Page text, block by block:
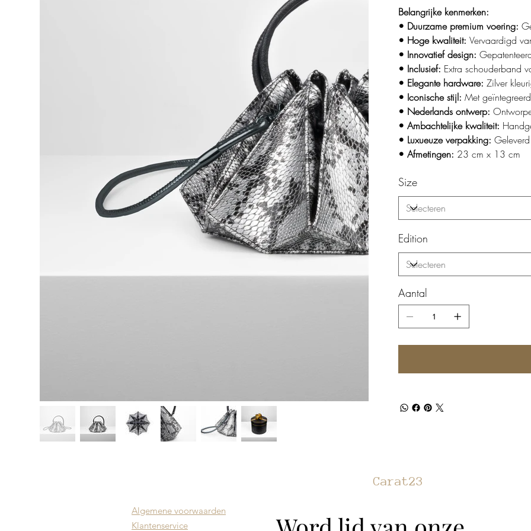
Belangrijke kenmerken:
• Duurzame premium voering:
• Hoge kwaliteit: Vervaardigd
• Innovatief design:
• Inclusief: Extra schouderband
• Elegante hardware: Zilver
• Iconische stijl: Met
• Nederlands ontwerp:
• Ambachtelijke kwaliteit:
• Luxueuze verpakking:
• Afmetingen: 23 cm x 13 cm
Size
Edition
Aantal
Algemene voorwaarden
Klantenservice
Carat23